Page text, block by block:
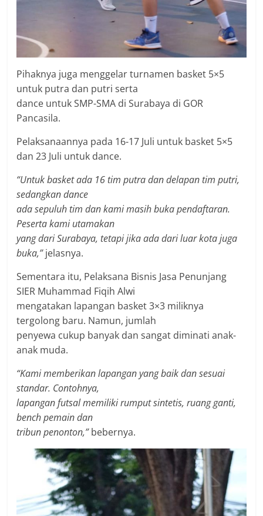
Pihaknya juga menggelar turnamen basket 5×5
untuk putra dan putri serta
dance untuk SMP-SMA di Surabaya di GOR
Pancasila.
Pelaksanaannya pada 16-17 Juli untuk basket 5×5
dan 23 Juli untuk dance.
“Untuk basket ada 16 tim putra dan delapan tim putri,
sedangkan dance
ada sepuluh tim dan kami masih buka pendaftaran.
Peserta kami utamakan
yang dari Surabaya, tetapi jika ada dari luar kota juga
buka,”jelasnya.
Sementara itu, Pelaksana Bisnis Jasa Penunjang
SIER Muhammad Fiqih Alwi
mengatakan lapangan basket 3×3 miliknya
tergolong baru. Namun, jumlah
penyewa cukup banyak dan sangat diminati anak-
anak muda.
“Kami memberikan lapangan yang baik dan sesuai
standar. Contohnya,
lapangan futsal memiliki rumput sintetis, ruang ganti,
bench pemain dan
tribun penonton,”bebernya.